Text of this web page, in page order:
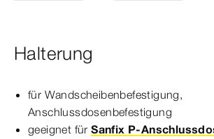
Halterung
für Wandscheibenbefestigung,
Anschlussdosenbefestigung
geeignet fürSanfix P-